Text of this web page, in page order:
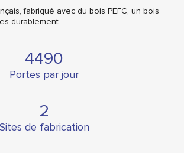
fabriqué avec du bois PEFC, un bois
durablement.
4495
Portes par jour
2
Sites de fabrication